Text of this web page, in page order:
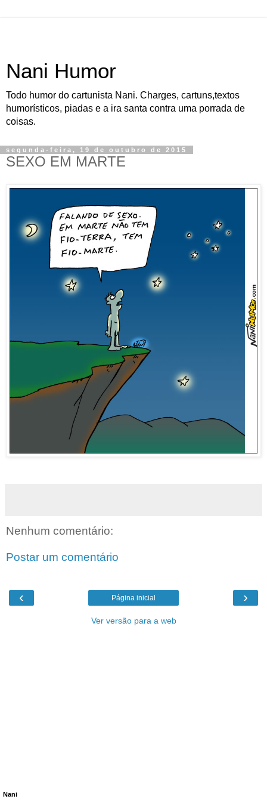
Nani Humor
Todo humor do cartunista Nani. Charges, cartuns,textos
humorísticos, piadas e a ira santa contra uma porrada de
coisas.
segunda-feira, 19 de outubro de 2015
SEXO EM MARTE
Nenhum comentário:
Postar um comentário
‹ ›
Página inicial
Ver versão para a web
Nani